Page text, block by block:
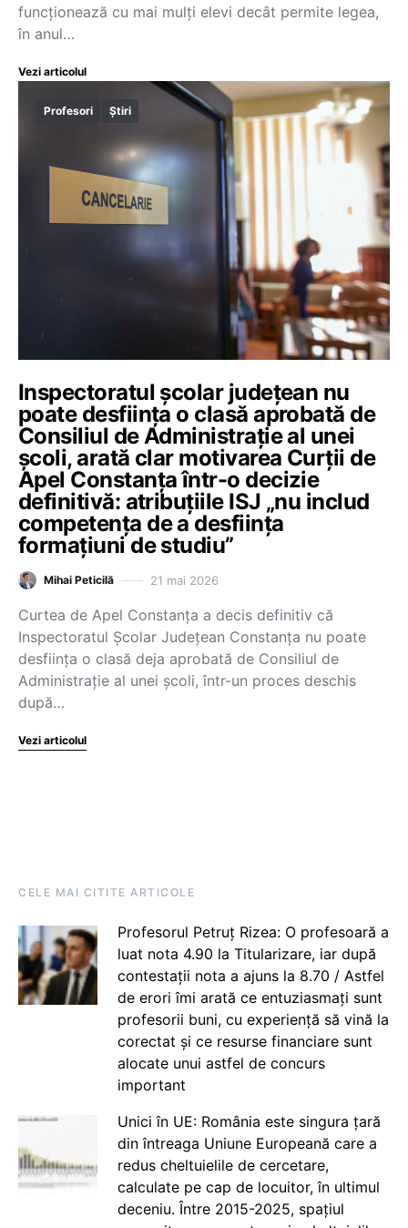
funcționează cu mai mulți elevi decât permite legea,
în anul…
Vezi articolul
Profesori Știri
Inspectoratul școlar județean nu
poate desființa o clasă aprobată de
Consiliul de Administrație al unei
școli, arată clar motivarea Curții de
Apel Constanța într-o decizie
definitivă: atribuțiile ISJ „nu includ
competența de a desființa
formațiuni de studiu”
Mihai Peticilă 21 mai 2026
Curtea de Apel Constanța a decis definitiv că
Inspectoratul Școlar Județean Constanța nu poate
desființa o clasă deja aprobată de Consiliul de
Administrație al unei școli, într-un proces deschis
după…
Vezi articolul
CELE MAI CITITE ARTICOLE
Profesorul Petruț Rizea: O profesoară a
luat nota 4.90 la Titularizare, iar după
contestații nota a ajuns la 8.70 / Astfel
de erori îmi arată ce entuziasmați sunt
profesorii buni, cu experiență să vină la
corectat și ce resurse financiare sunt
alocate unui astfel de concurs
important
Unici în UE: România este singura țară
din întreaga Uniune Europeană care a
redus cheltuielile de cercetare,
calculate pe cap de locuitor, în ultimul
deceniu. Între 2015-2025, spațiul